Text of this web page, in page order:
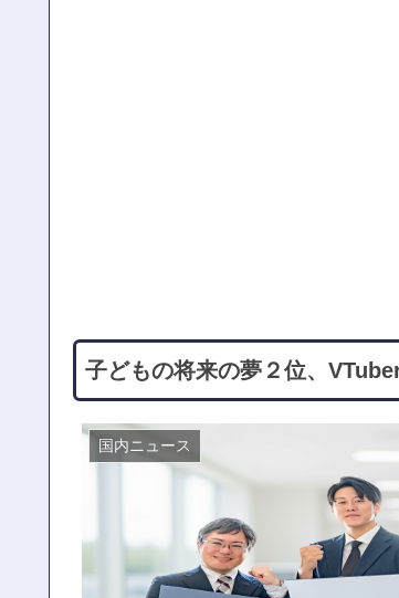
子どもの将来の夢２位、
国内ニュース